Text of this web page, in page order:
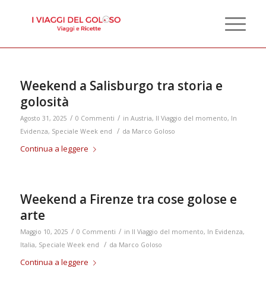
Weekend a Salisburgo tra storia e
golosità
Agosto 31, 2025 / 0 Commenti / in Austria, Il Viaggio del momento, In
Evidenza, Speciale Week end / da Marco Goloso
Continua a leggere
Weekend a Firenze tra cose golose e
arte
Maggio 10, 2025 / 0 Commenti / in Il Viaggio del momento, In Evidenza,
Italia, Speciale Week end / da Marco Goloso
Continua a leggere